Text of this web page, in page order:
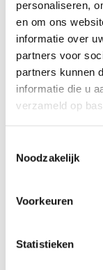
personaliseren,
en om ons
informatie over
partners voor
partners kunnen
informatie die u
verzameld op
Noodzakelijk
Voorkeuren
Statistieken